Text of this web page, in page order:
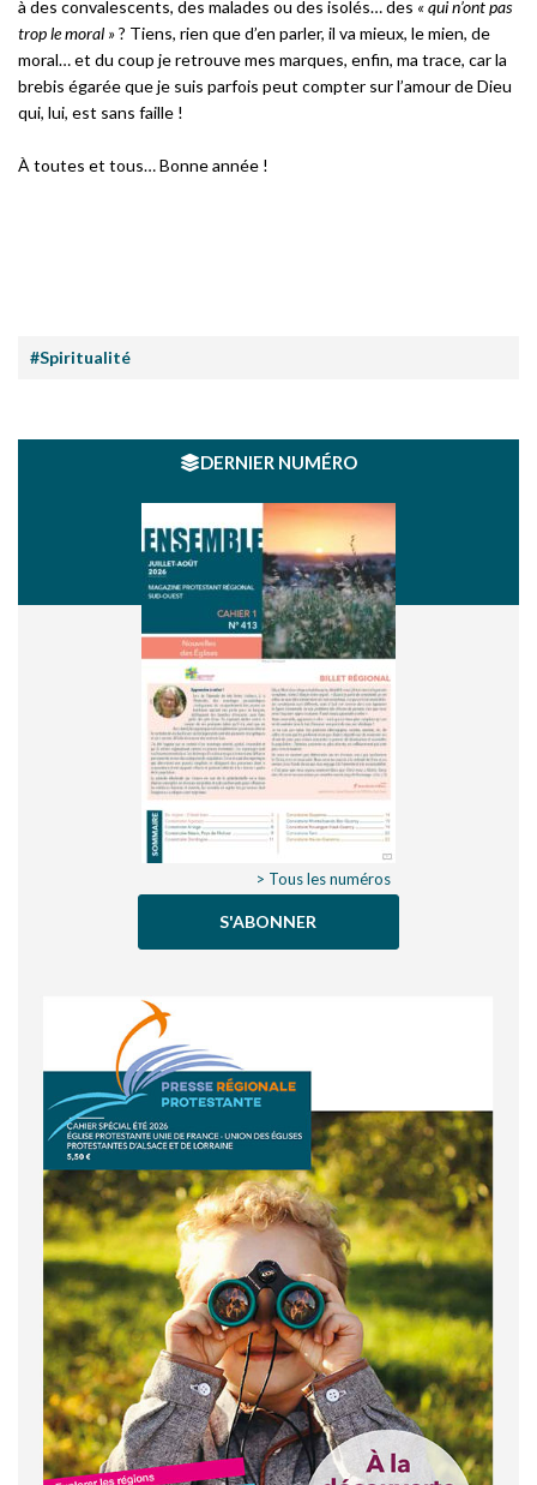
à des convalescents, des malades ou des isolés… des « qui n’ont pas
trop le moral »? Tiens, rien que d’en parler, il va mieux, le mien, de
moral… et du coup je retrouve mes marques, enfin, ma trace, car la
brebis égarée que je suis parfois peut compter sur l’amour de Dieu
qui, lui, est sans faille !
À toutes et tous… Bonne année !
#Spiritualité
DERNIER NUMÉRO
> Tous les numéros
S'ABONNER